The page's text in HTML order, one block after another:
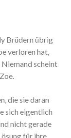
Brüdern übrig
verloren hat,
scheint
die sie daran
sich eigentlich
nicht gerade
für ihre